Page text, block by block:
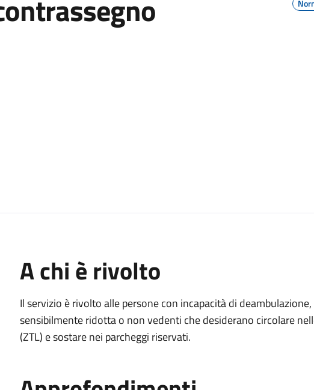
A chi è rivolto
Il servizio è rivolto alle persone con incapacità di
sensibilmente ridotta o non vedenti che desiderano circolare
(ZTL) e sostare nei parcheggi riservati.